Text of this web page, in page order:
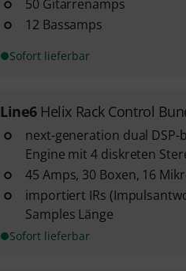
50 Gitarrenamps
12 Bassamps
Sofort lieferbar
Line6 Helix Rack Control
next-generation dual DSP-
Engine mit 4 diskreten
45 Amps, 30 Boxen, 16
importiert IRs
Samples Länge
Sofort lieferbar